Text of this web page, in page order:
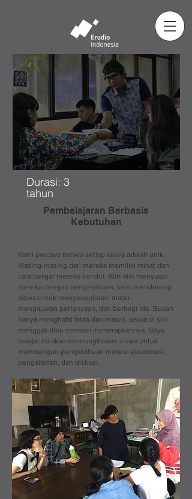
Durasi: 3
tahun
Pembelajaran Berbasis
Kebutuhan
Kami percaya bahwa setiap siswa adalah unik.
Masing-masing dari mereka memiliki minat dan
cara belajar mereka sendiri. Alih-alih menyuapi
mereka dengan pengetahuan, kami mendorong
siswa untuk mengeksplorasi materi,
mengajukan pertanyaan, dan berbagi ide. Bukan
hanya menghafal fakta dan materi, siswa di sini
menggali ilmu sembari menerapkannya. Gaya
belajar ini akan memungkinkan siswa untuk
membangun pengetahuan melalui eksplorasi,
pengalaman, dan diskusi.